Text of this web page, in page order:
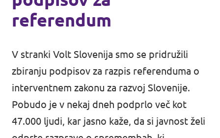
Volt Slovenija je uradno
Sloveniji!
O Voltu
Novice
Dogodki
referendum
V stranki Volt Slovenija smo se pridružili
zbiranju podpisov za razpis referenduma o
interventnem zakonu za razvoj Slovenije.
Pobudo je v nekaj dneh podprlo več kot
47.000 ljudi, kar jasno kaže, da si javnost želi